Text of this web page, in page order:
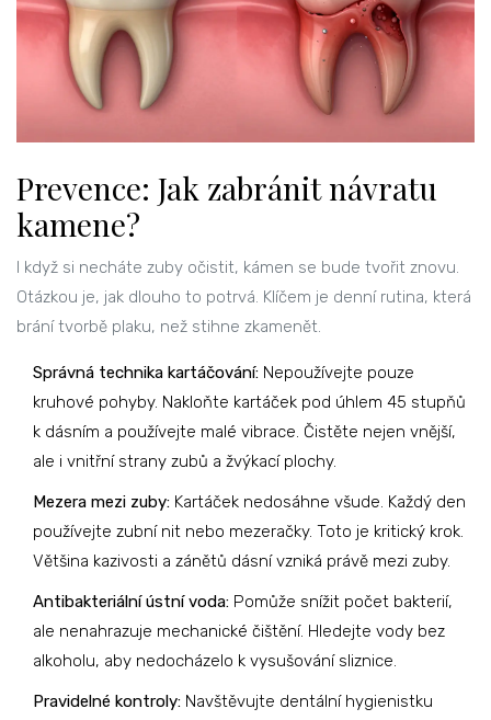
Prevence: Jak zabránit návratu
kamene?
I když si necháte zuby očistit, kámen se bude tvořit znovu.
Otázkou je, jak dlouho to potrvá. Klíčem je denní rutina, která
brání tvorbě plaku, než stihne zkamenět.
Správná technika kartáčování: Nepoužívejte pouze
kruhové pohyby. Nakloňte kartáček pod úhlem 45 stupňů
k dásním a používejte malé vibrace. Čistěte nejen vnější,
ale i vnitřní strany zubů a žvýkací plochy.
Mezera mezi zuby: Kartáček nedosáhne všude. Každý den
používejte zubní nit nebo mezeračky. Toto je kritický krok.
Většina kazivosti a zánětů dásní vzniká právě mezi zuby.
Antibakteriální ústní voda: Pomůže snížit počet bakterií,
ale nenahrazuje mechanické čištění. Hledejte vody bez
alkoholu, aby nedocházelo k vysušování sliznice.
Pravidelné kontroly: Navštěvujte dentální hygienistku